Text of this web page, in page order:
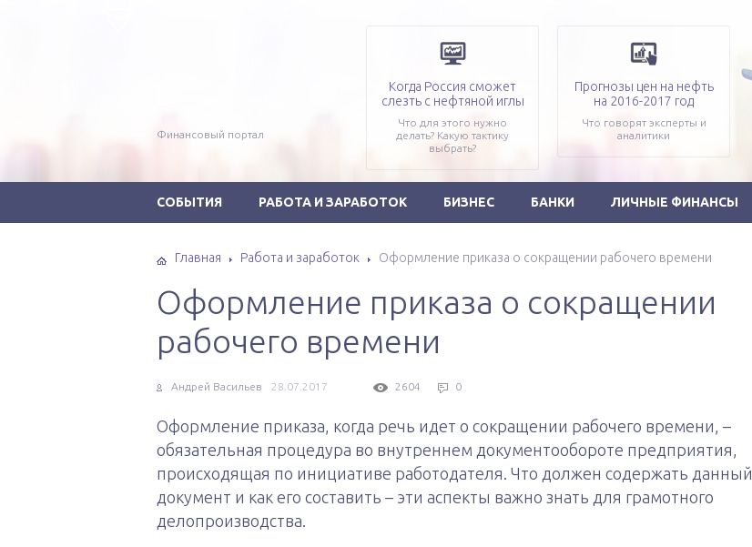
Финансовый портал
Когда Россия сможет
слезть с нефтяной иглы
Что для этого нужно
делать? Какую тактику
выбрать?
Прогнозы цен на нефть
на 2016-2017 год
Что говорят эксперты и
аналитики
СОБЫТИЯ РАБОТА И ЗАРАБОТОК БИЗНЕС БАНКИ ЛИЧНЫЕ ФИНАНСЫ
Главная Работа и заработок Оформление приказа о сокращении рабочего времени
Оформление приказа о сокращении
рабочего времени
Андрей Васильев 28.07.2017 2604 0
Оформление приказа, когда речь идет о сокращении рабочего времени, –
обязательная процедура во внутреннем документообороте предприятия,
происходящая по инициативе работодателя. Что должен содержать данный
документ и как его составить – эти аспекты важно знать для грамотного
делопроизводства.